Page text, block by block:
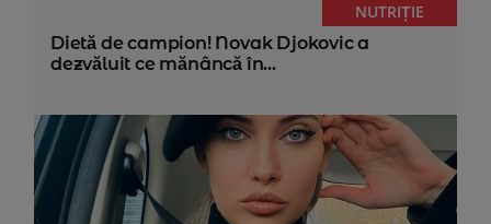
NUTRIȚIE
Dietă de campion! Novak Djokovic a
dezvăluit ce mănâncă în...